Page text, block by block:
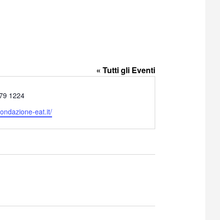
« Tutti gli Eventi
1224
eat.it/